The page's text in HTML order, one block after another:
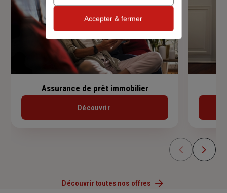
Assurance de prêt immobilier
Découvrir
Découvrir toutes nos offres
Accepter & fermer